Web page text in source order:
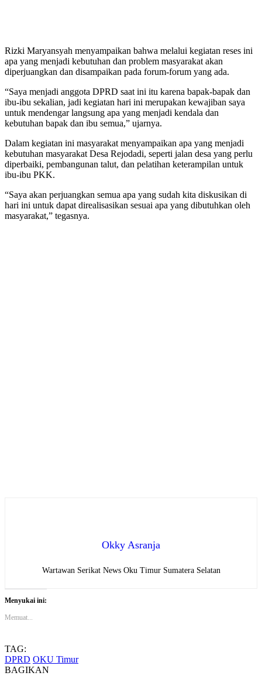
Rizki Maryansyah menyampaikan bahwa melalui kegiatan reses ini
apa yang menjadi kebutuhan dan problem masyarakat akan
diperjuangkan dan disampaikan pada forum-forum yang ada.
“Saya menjadi anggota DPRD saat ini itu karena bapak-bapak dan
ibu-ibu sekalian, jadi kegiatan hari ini merupakan kewajiban saya
untuk mendengar langsung apa yang menjadi kendala dan
kebutuhan bapak dan ibu semua,” ujarnya.
Dalam kegiatan ini masyarakat menyampaikan apa yang menjadi
kebutuhan masyarakat Desa Rejodadi, seperti jalan desa yang perlu
diperbaiki, pembangunan talut, dan pelatihan keterampilan untuk
ibu-ibu PKK.
“Saya akan perjuangkan semua apa yang sudah kita diskusikan di
hari ini untuk dapat direalisasikan sesuai apa yang dibutuhkan oleh
masyarakat,” tegasnya.
Okky Asranja
Wartawan Serikat News Oku Timur Sumatera Selatan
Menyukai ini:
Memuat...
TAG:
DPRD OKU Timur
BAGIKAN